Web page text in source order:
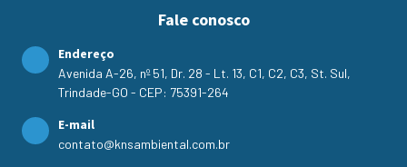
Fale conosco
Endereço
Avenida A-26, nº 51, Dr. 28 - Lt. 13, C1, C2, C3, St. Sul,
Trindade-GO - CEP: 75391-264
E-mail
contato@knsambiental.com.br